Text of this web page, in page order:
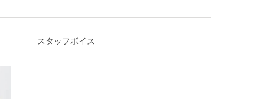
スタッフボイス